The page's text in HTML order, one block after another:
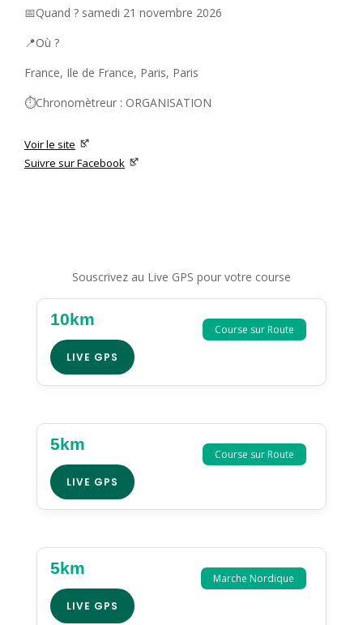
📅Quand ? samedi 21 novembre 2026
📍Où ?
France, Ile de France, Paris, Paris
⏱️Chronomètreur : ORGANISATION
Voir le site
Suivre sur Facebook
Souscrivez au Live GPS pour votre course
Course sur Route
10km
LIVE GPS
Course sur Route
5km
LIVE GPS
Marche Nordique
5km
LIVE GPS